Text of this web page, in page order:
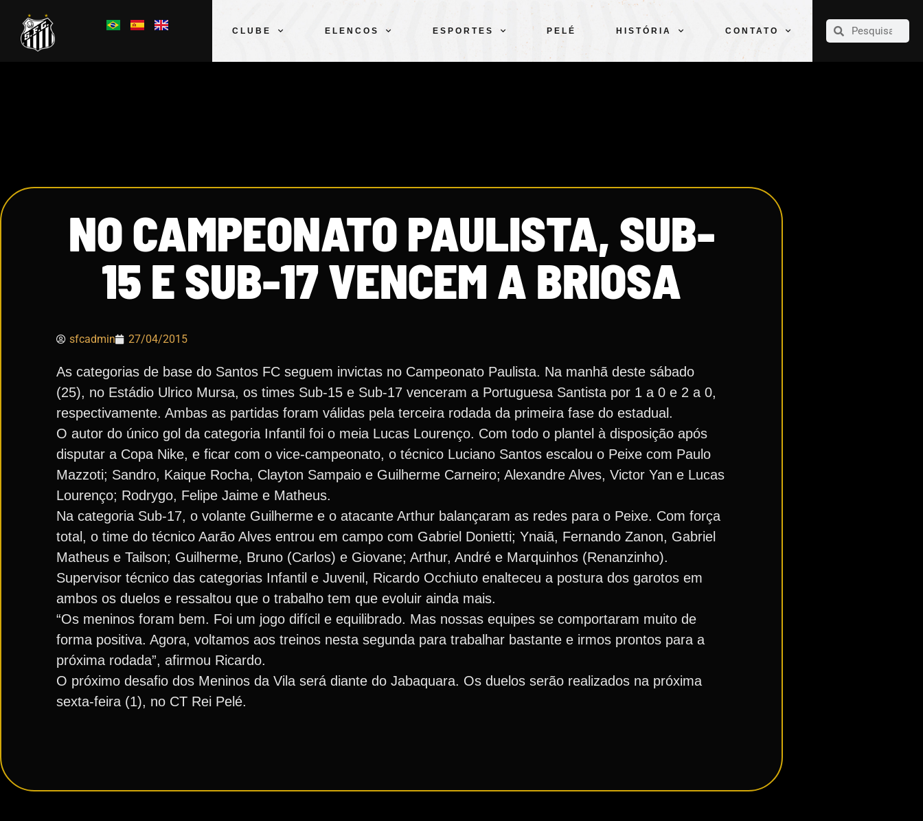
CLUBE ELENCOS ESPORTES PELÉ HISTÓRIA CONTATO
CLUBE
NO CAMPEONATO PAULISTA, SUB-
15 E SUB-17 VENCEM A BRIOSA
sfcadmin 27/04/2015
As categorias de base do Santos FC seguem invictas no Campeonato Paulista. Na manhã deste sábado
(25), no Estádio Ulrico Mursa, os times Sub-15 e Sub-17 venceram a Portuguesa Santista por 1 a 0 e 2 a 0,
respectivamente. Ambas as partidas foram válidas pela terceira rodada da primeira fase do estadual.
O autor do único gol da categoria Infantil foi o meia Lucas Lourenço. Com todo o plantel à disposição após
disputar a Copa Nike, e ficar com o vice-campeonato, o técnico Luciano Santos escalou o Peixe com Paulo
Mazzoti; Sandro, Kaique Rocha, Clayton Sampaio e Guilherme Carneiro; Alexandre Alves, Victor Yan e Lucas
Lourenço; Rodrygo, Felipe Jaime e Matheus.
Na categoria Sub-17, o volante Guilherme e o atacante Arthur balançaram as redes para o Peixe. Com força
total, o time do técnico Aarão Alves entrou em campo com Gabriel Donietti; Ynaiã, Fernando Zanon, Gabriel
Matheus e Tailson; Guilherme, Bruno (Carlos) e Giovane; Arthur, André e Marquinhos (Renanzinho).
Supervisor técnico das categorias Infantil e Juvenil, Ricardo Occhiuto enalteceu a postura dos garotos em
ambos os duelos e ressaltou que o trabalho tem que evoluir ainda mais.
“Os meninos foram bem. Foi um jogo difícil e equilibrado. Mas nossas equipes se comportaram muito de
forma positiva. Agora, voltamos aos treinos nesta segunda para trabalhar bastante e irmos prontos para a
próxima rodada”, afirmou Ricardo.
O próximo desafio dos Meninos da Vila será diante do Jabaquara. Os duelos serão realizados na próxima
sexta-feira (1), no CT Rei Pelé.